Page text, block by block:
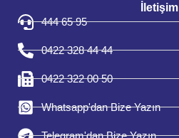
İletişim
444 65 95
0422 328 44 44
0422 322 00 50
Whatsapp'dan Bize Yazın
Telegram'dan Bize Yazın